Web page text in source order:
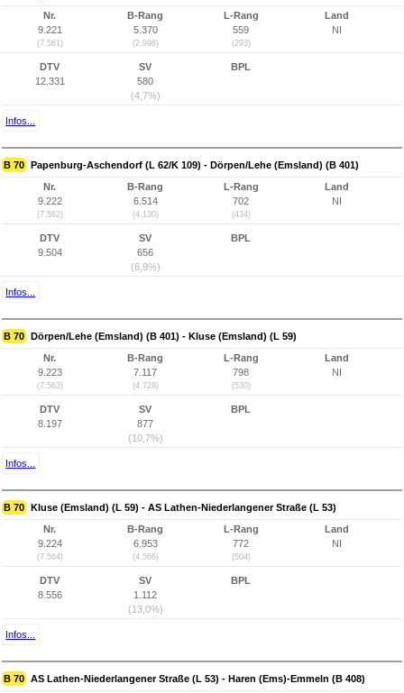
Nr.
9.221
(7.561)
B-Rang
5.370
(2.998)
L-Rang
559
(293)
Land
NI
DTV
12.331
SV
580
(4,7%)
BPL
Infos...
B 70 Papenburg-Aschendorf (L 62/K 109) - Dörpen/Lehe (Emsland) (B 401)
Nr.
9.222
(7.562)
B-Rang
6.514
(4.130)
L-Rang
702
(434)
Land
NI
DTV
9.504
SV
656
(6,9%)
BPL
Infos...
B 70 Dörpen/Lehe (Emsland) (B 401) - Kluse (Emsland) (L 59)
Nr.
9.223
(7.563)
B-Rang
7.117
(4.728)
L-Rang
798
(530)
Land
NI
DTV
8.197
SV
877
(10,7%)
BPL
Infos...
B 70 Kluse (Emsland) (L 59) - AS Lathen-Niederlangener Straße (L 53)
Nr.
9.224
(7.564)
B-Rang
6.953
(4.566)
L-Rang
772
(504)
Land
NI
DTV
8.556
SV
1.112
(13,0%)
BPL
Infos...
B 70 AS Lathen-Niederlangener Straße (L 53) - Haren (Ems)-Emmeln (B 408)